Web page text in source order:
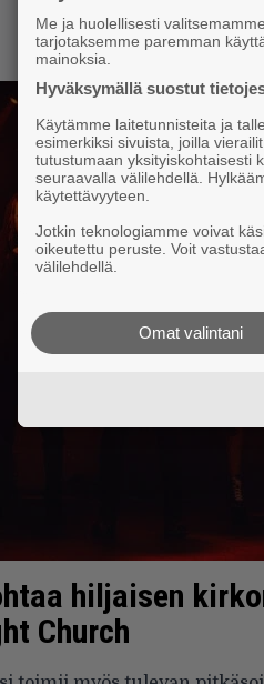
hiljaisen
Church
Me ja huolellisesti valitsemamme
tarjotaksemme paremman
mainoksia.
Hyväksymällä suostut
Käytämme laitetunnisteita ja
esimerkiksi sivuista, joilla
tutustumaan yksityiskohtaisesti
seuraavalla välilehdellä.
käytettävyyteen.
Jotkin teknologiamme voivat
oikeutettu peruste. Voit
välilehdellä.
Omat valintani